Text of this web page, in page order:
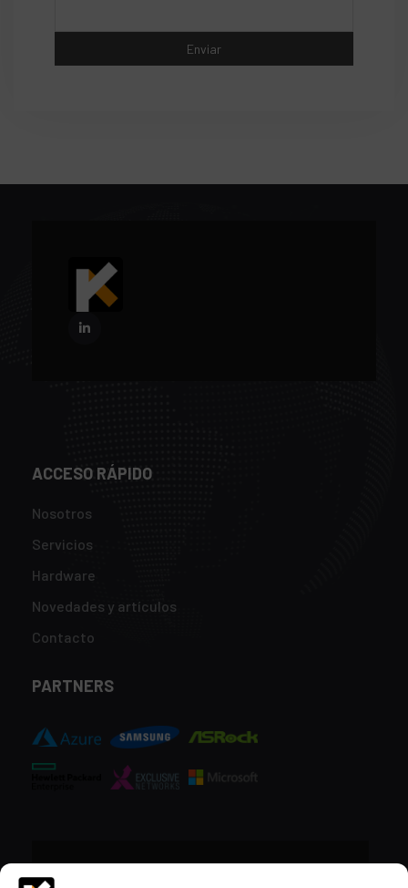
ACCESO RÁPIDO
Nosotros
Servicios
Hardware
Novedades y artículos
Contacto
PARTNERS